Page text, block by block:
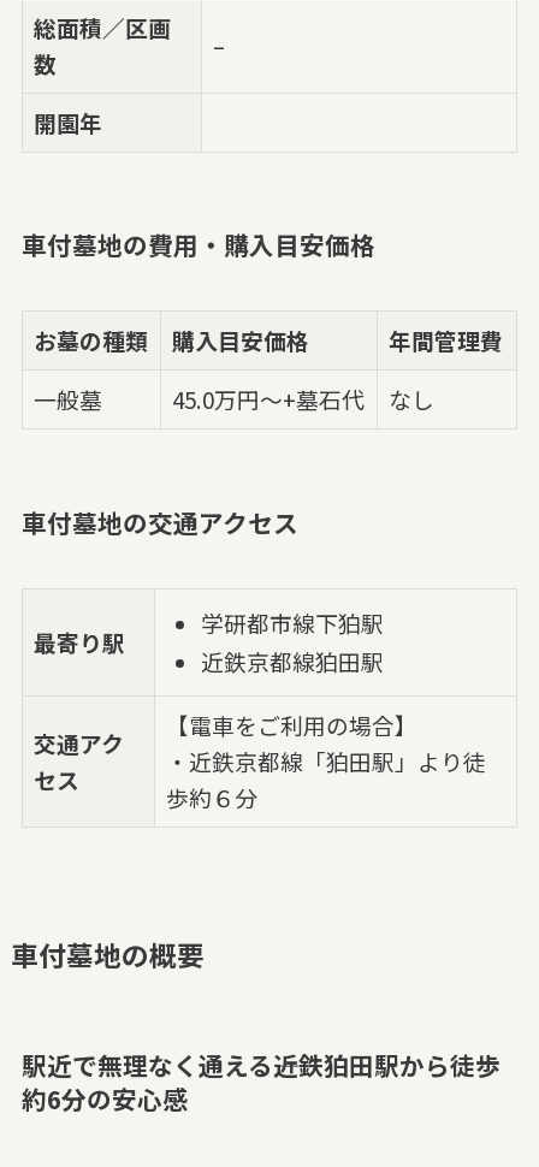
総面積／区画
数
–
開園年
車付墓地の費用・購入目安価格
お墓の種類 購入目安価格
年間管理費
一般墓
45.0万円～+墓石代 なし
車付墓地の交通アクセス
最寄り駅
学研都市線下狛駅
近鉄京都線狛田駅
交通アク
セス
【電車をご利用の場合】
・近鉄京都線「狛田駅」より徒
歩約６分
車付墓地の概要
駅近で無理なく通える――近鉄狛田駅から徒歩
約6分の安心感